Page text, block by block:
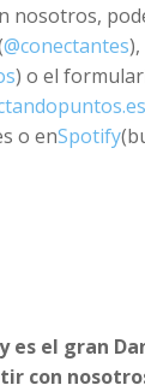
nosotros,
@conectantes
) o el
o enSpotify
es el gran
con